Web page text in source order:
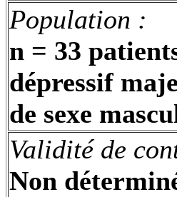
Population :
n = 33
dépressif
de sexe
Validité de
Non